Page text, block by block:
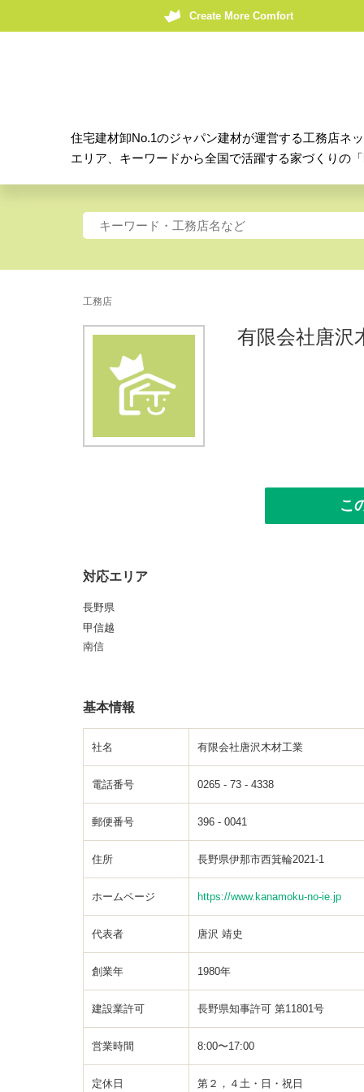
Create More Comfort
住宅建材卸No.1のジャパン建材が運営する工務店ネ
エリア、キーワードから全国で活躍する家づくりの
工務店
有限会社唐沢
こ
対応エリア
長野県
甲信越
南信
基本情報
社名 有限会社唐沢木材工業
電話番号 0265 - 73 - 4338
郵便番号 396 - 0041
住所 長野県伊那市西箕輪2021-1
ホームページ https://www.kanamoku-no-ie.jp
代表者 唐沢 靖史
創業年 1980年
建設業許可 長野県知事許可 第11801号
営業時間 8:00〜17:00
定休日 第２，４土・日・祝日